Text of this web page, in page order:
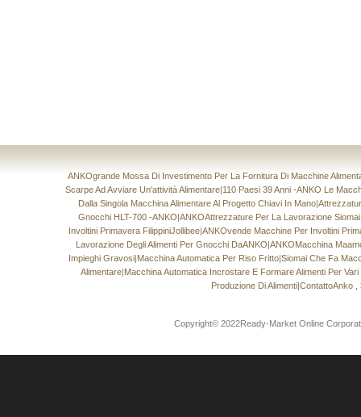
ANKOgrande Mossa Di Investimento Per La Fornitura Di Macchine
Scarpe Ad Avviare Un'attività Alimentare|110 Paesi 39 Anni -ANKO Le
Dalla Singola Macchina Alimentare Al Progetto Chiavi In ​​mano|
Gnocchi HLT-700 -ANKO|ANKOAttrezzature Per La Lavorazione
Involtini Primavera FilippiniJollibee|ANKOvende Macchine Per Involtini
Lavorazione Degli Alimenti Per Gnocchi DaANKO|ANKOMacchina
Impieghi Gravosi|Macchina Automatica Per Riso Fritto|Siomai Che Fa
Alimentare|Macchina Automatica Incrostare E Formare Alimenti Per
Produzione Di Alimenti|ContattoAnko ,
Copyright© 2022Ready-Market Online